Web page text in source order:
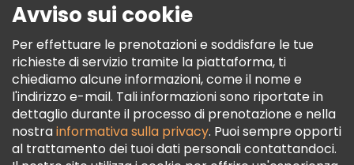
Termini E Condizioni
Informativa Sui Cookie
Freetour Premi
Programma Di Fidelizzazione
Avviso sui cookie
Per effettuare le prenotazioni e soddisfare le tue
richieste di servizio tramite la piattaforma, ti
chiediamo alcune informazioni, come il nome e
l'indirizzo e-mail. Tali informazioni sono riportate in
dettaglio durante il processo di prenotazione e nella
nostrainformativa sulla privacy. Puoi sempre opporti
al trattamento dei tuoi dati personali contattandoci.